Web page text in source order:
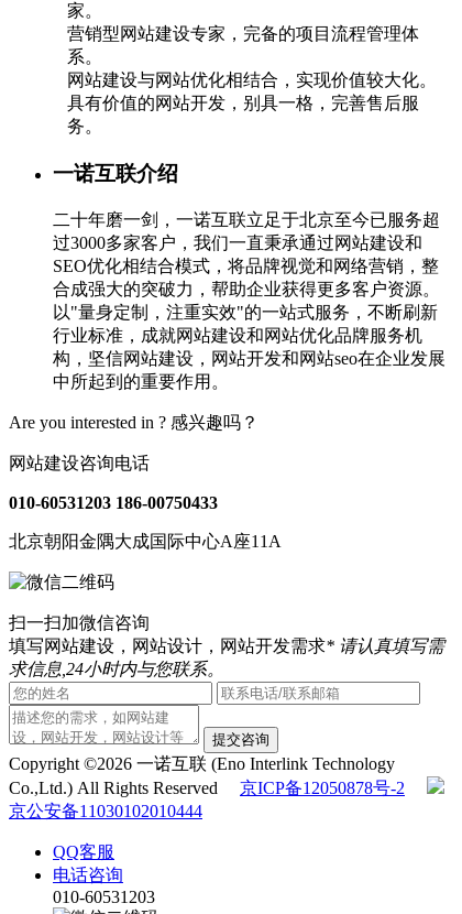
家。
营销型网站建设专家，完备的项目流程管理体
系。
网站建设与网站优化相结合，实现价值较大化。
具有价值的网站开发，别具一格，完善售后服
务。
一诺互联介绍
二十年磨一剑，一诺互联立足于北京至今已服务超
过3000多家客户，我们一直秉承通过网站建设和
SEO优化相结合模式，将品牌视觉和网络营销，整
合成强大的突破力，帮助企业获得更多客户资源。
以"量身定制，注重实效"的一站式服务，不断刷新
行业标准，成就网站建设和网站优化品牌服务机
构，坚信网站建设，网站开发和网站seo在企业发展
中所起到的重要作用。
Are you interested in ? 感兴趣吗？
网站建设咨询电话
010-60531203 186-00750433
北京朝阳金隅大成国际中心A座11A
扫一扫加微信咨询
填写网站建设，网站设计，网站开发需求* 请认真填写需
求信息,24小时内与您联系。
提交咨询
Copyright ©2026 一诺互联 (Eno Interlink Technology
Co.,Ltd.) All Rights Reserved 京ICP备12050878号-2
京公安备11030102010444
QQ客服
电话咨询
010-60531203